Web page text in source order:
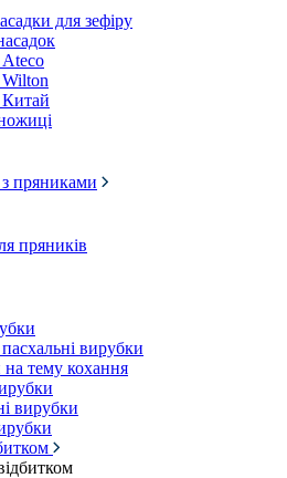
для зефіру
пряниками
пряників
вирубки
тему кохання
вирубки